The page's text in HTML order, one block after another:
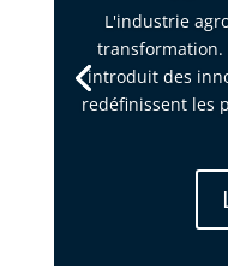
L'industrie
transformation.
introduit des
redéfinissent les